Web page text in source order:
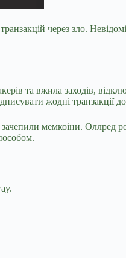
через зло.
та вжила заходів,
жодні транзакції
мемкоіни. Оллред